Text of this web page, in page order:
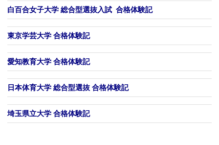
白百合女子大学 総合型選抜入試 合格体験記
東京学芸大学 合格体験記
愛知教育大学 合格体験記
日本体育大学 総合型選抜 合格体験記
埼玉県立大学 合格体験記